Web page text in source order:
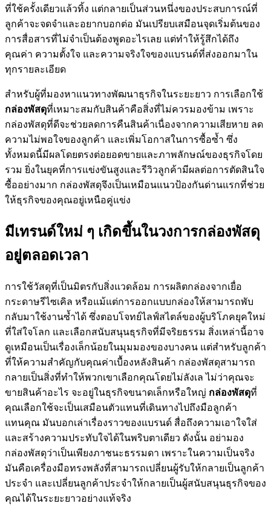
ที่ใช้ครั้งเดียวแล้วทิ้ง แต่กลายเป็นส่วนหนึ่งของประสบการณ์ที่
ลูกค้าจะจดจำและอยากบอกต่อ มันเปรียบเสมือนจุดเริ่มต้นของ
การสื่อสารที่ไม่จำเป็นต้องพูดอะไรเลย แต่ทำให้รู้สึกได้ถึง
คุณค่า ความตั้งใจ และความจริงใจของแบรนด์ที่ส่งออกมาใน
ทุกรายละเอียด
สำหรับผู้ที่มองหาแนวทางพัฒนาธุรกิจในระยะยาว การเลือกใช้
กล่องพัสดุที่เหมาะสมกับสินค้าคือสิ่งที่ไม่ควรมองข้าม เพราะ
กล่องพัสดุที่ดีจะช่วยลดการคืนสินค้าเนื่องจากความเสียหาย ลด
ความไม่พอใจของลูกค้า และเพิ่มโอกาสในการซื้อซ้ำ ซึ่ง
ทั้งหมดนี้มีผลโดยตรงต่อยอดขายและภาพลักษณ์ของธุรกิจโดย
รวม ยิ่งในยุคที่การแข่งขันสูงและรีวิวลูกค้ามีผลต่อการตัดสินใจ
ซื้ออย่างมาก กล่องพัสดุจึงเป็นเหมือนแนวป้องกันด่านแรกที่ช่วย
ให้ธุรกิจของคุณอยู่เหนือคู่แข่ง
มีเทรนด์ใหม่ ๆ เกิดขึ้นในวงการกล่องพัสดุ
อยู่ตลอดเวลา
การใช้วัสดุที่เป็นมิตรกับสิ่งแวดล้อม การผลิตกล่องจากเยื่อ
กระดาษรีไซเคิล หรือแม้แต่การออกแบบกล่องให้สามารถพับ
กลับมาใช้งานซ้ำได้ ซึ่งตอบโจทย์ไลฟ์สไตล์ของผู้บริโภคยุคใหม่
ที่ใส่ใจโลก และเลือกสนับสนุนธุรกิจที่มีจริยธรรม สิ่งเหล่านี้อาจ
ดูเหมือนเป็นเรื่องเล็กน้อยในมุมมองของบางคน แต่สำหรับลูกค้า
ที่ให้ความสำคัญกับคุณค่าเบื้องหลังสินค้า กล่องพัสดุสามารถ
กลายเป็นสิ่งที่ทำให้พวกเขาเลือกคุณโดยไม่ลังเล ไม่ว่าคุณจะ
ขายสินค้าอะไร จะอยู่ในธุรกิจขนาดเล็กหรือใหญ่ กล่องพัสดุที่
คุณเลือกใช้จะเป็นเสมือนตัวแทนที่เดินทางไปถึงมือลูกค้า
แทนคุณ มันบอกเล่าเรื่องราวของแบรนด์ สื่อถึงความเอาใจใส่
และสร้างความประทับใจได้ในพริบตาเดียว ดังนั้น อย่ามอง
กล่องพัสดุว่าเป็นเพียงภาชนะธรรมดา เพราะในความเป็นจริง
มันคือเครื่องมือทรงพลังที่สามารถเปลี่ยนผู้รับให้กลายเป็นลูกค้า
ประจำ และเปลี่ยนลูกค้าประจำให้กลายเป็นผู้สนับสนุนธุรกิจของ
คุณได้ในระยะยาวอย่างแท้จริง